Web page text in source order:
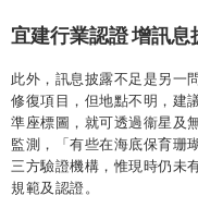
宜建行業認證 增訊息
此外，訊息披露不足是另一
修復項目，但地點不明，建
準座標圖，就可透過衞星及
監測，「有些在海底保育珊
三方驗證機構，惟現時仍未
規範及認證。